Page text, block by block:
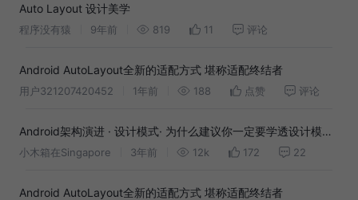
Auto Layout 设计美学
程序没有猿 9年前 819 11 评论
Android AutoLayout全新的适配方式 堪称适配终结者
用户321207420452 1年前 188 点赞 评论
Android架构演进 · 设计模式· 为什么建议你一定要学透设计模
式？
小木箱在Singapore 3年前 12k 172 22
Android AutoLayout全新的适配方式 堪称适配终结者